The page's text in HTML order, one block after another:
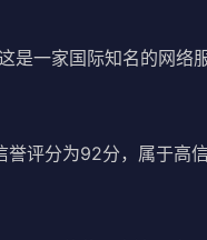
一家国际知名的网络
评分为92分，属于高